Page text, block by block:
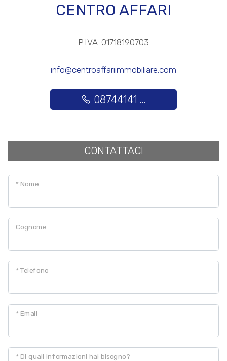
CENTRO AFFARI
P.IVA: 01718190703
info@centroaffariimmobiliare.com
08744141 ...
CONTATTACI
* Nome
Cognome
* Telefono
* Email
* Di quali informazioni hai bisogno?
Arredato
Nuova costruzione